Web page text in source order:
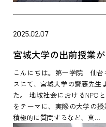
2025.02.07
宮城大学の出前授業
こんにちは。第一学院 仙台
スにて、宮城大学の齋藤先生
た。 地域社会におけるNPO
をテーマに、実際の大学の
積極的に質問するなど、真...